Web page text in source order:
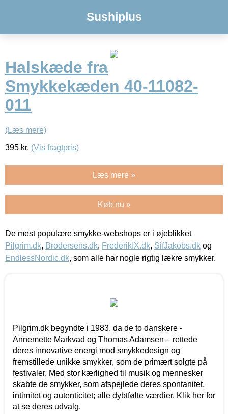
Sushiplus
Halskæde fra
Smykkekæden 40-11082-
011
(Læs mere)
395 kr. (Vis fragtpris)
Læs mere »
Køb nu »
De mest populære smykke-webshops er i øjeblikket
Pilgrim.dk, Brodersens.dk, FrederikIX.dk, SifJakobs.dk og
EndlessNordic.dk, som alle har nogle rigtig lækre smykker.
Pilgrim.dk begyndte i 1983, da de to danskere -
Annemette Markvad og Thomas Adamsen – rettede
deres innovative energi mod smykkedesign og
fremstillede unikke smykker, som de primært solgte på
festivaler. Med stor kærlighed til musik og mennesker
skabte de smykker, som afspejlede deres spontanitet,
intimitet og autenticitet; alle dybtfølte værdier. Klik her for
at se deres udvalg.